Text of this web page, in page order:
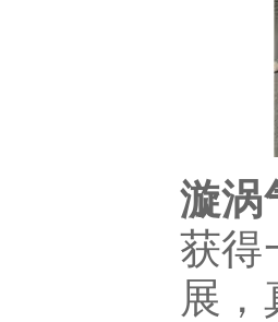
漩涡
获得
展